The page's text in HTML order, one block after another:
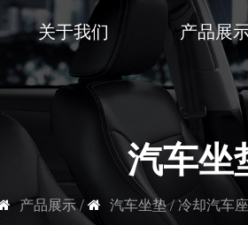
关于我们 产品展
汽车坐
产品展示/ 汽车坐垫/ 冷却汽车